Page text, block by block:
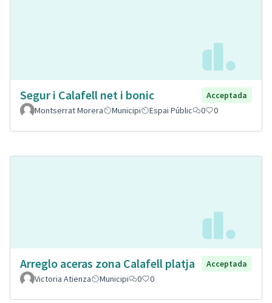
Segur i Calafell net i bonic
Acceptada
Montserrat Morera
Municipi Espai Públic 0 0
Arreglo aceras zona Calafell platja
Acceptada
Victoria Atienza
Municipi 0 0